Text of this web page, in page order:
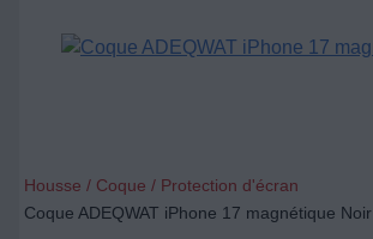
Housse / Coque / Protection d'écran
Coque ADEQWAT iPhone 17 magnétique Noir